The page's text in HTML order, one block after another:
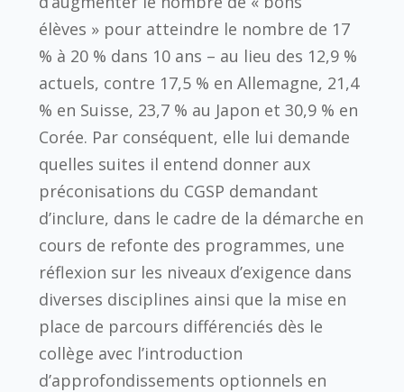
élèves » pour atteindre le nombre de 17
% à 20 % dans 10 ans – au lieu des 12,9 %
actuels, contre 17,5 % en Allemagne, 21,4
% en Suisse, 23,7 % au Japon et 30,9 % en
Corée. Par conséquent, elle lui demande
quelles suites il entend donner aux
préconisations du CGSP demandant
d’inclure, dans le cadre de la démarche en
cours de refonte des programmes, une
réflexion sur les niveaux d’exigence dans
diverses disciplines ainsi que la mise en
place de parcours différenciés dès le
collège avec l’introduction
d’approfondissements optionnels en